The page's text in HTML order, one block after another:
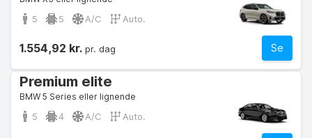
5 5 A/C Auto.
Se
1.554,92 kr. pr. dag
Premium elite
BMW 5 Series eller lignende
5 4 A/C Auto.